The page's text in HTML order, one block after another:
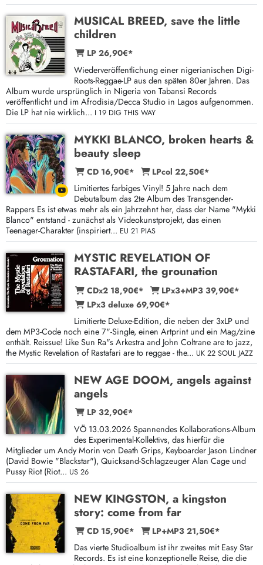
MUSICAL BREED, save the little
children
LP 26,90€*
Wiederveröffentlichung einer nigerianischen Digi-
Roots-Reggae-LP aus den späten 80er Jahren. Das
Album wurde ursprünglich in Nigeria von Tabansi Records
veröffentlicht und im Afrodisia/Decca Studio in Lagos aufgenommen.
Die LP hat nie wirklich... I 19 DIG THIS WAY
MYKKI BLANCO, broken hearts &
beauty sleep
CD 16,90€*
LPcol 22,50€*
Limitiertes farbiges Vinyl! 5 Jahre nach dem
Debutalbum das 2te Album des Transgender-
Rappers Es ist etwas mehr als ein Jahrzehnt her, dass der Name "Mykki
Blanco" entstand - zunächst als Videokunstprojekt, das einen
Teenager-Charakter (inspiriert... EU 21 PIAS
MYSTIC REVELATION OF
RASTAFARI, the grounation
CDx2 18,90€*
LPx3+MP3 39,90€*
LPx3 deluxe 69,90€*
Limitierte Deluxe-Edition, die neben der 3xLP und
dem MP3-Code noch eine 7"-Single, einen Artprint und ein Mag/zine
enthält. Reissue! Like Sun Ra"s Arkestra and John Coltrane are to jazz,
the Mystic Revelation of Rastafari are to reggae - the... UK 22 SOUL JAZZ
NEW AGE DOOM, angels against
angels
LP 32,90€*
VÖ 13.03.2026 Spannendes Kollaborations-Album
des Experimental-Kollektivs, das hierfür die
Mitglieder um Andy Morin von Death Grips, Keyboarder Jason Lindner
(David Bowie "Blackstar"), Quicksand-Schlagzeuger Alan Cage und
Pussy Riot (Riot... US 26
NEW KINGSTON, a kingston
story: come from far
CD 15,90€*
LP+MP3 21,50€*
Das vierte Studioalbum ist ihr zweites mit Easy Star
Records. Es ist eine konzeptionelle Reise, die die